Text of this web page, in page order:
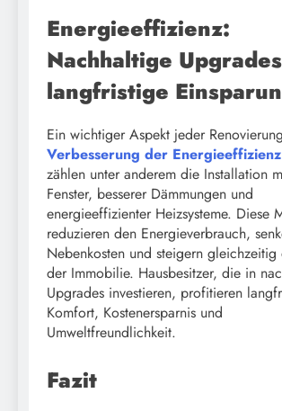
Energieeffizienz:
Nachhaltige
langfristige
Ein wichtiger Aspekt jeder
Verbesserung der Energieeffizienz
zählen unter anderem die Installation
Fenster, besserer Dämmungen und
energieeffizienter Heizsysteme. Diese
reduzieren den Energieverbrauch,
Nebenkosten und steigern
der Immobilie. Hausbesitzer, die in
Upgrades investieren, profitieren
Komfort, Kostenersparnis und
Umweltfreundlichkeit.
Fazit